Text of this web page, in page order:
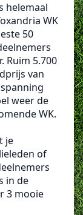
helemaal
WK
50
Ruim 5.700
van
weer de
WK.
je
of
in de
3 mooie